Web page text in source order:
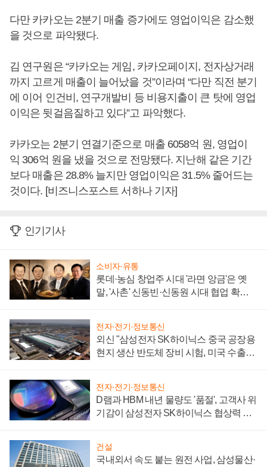
다만 카카오는 2분기 매출 증가에도 영업이익은 감소했
을 것으로 파악됐다.
김 연구원은 “카카오는 게임, 카카오페이지, 전자상거래
까지 고르게 매출이 늘어났을 것”이라며 “다만 직전 분기
에 이어 인건비, 연구개발비 등 비용지출이 큰 탓에 영업
이익은 뒷걸음질하고 있다”고 파악했다.
카카오는 2분기 연결기준으로 매출 6058억 원, 영업이
익 306억 원을 냈을 것으로 전망됐다. 지난해 같은 기간
보다 매출은 28.8% 늘지만 영업이익은 31.5% 줄어드는
것이다. [비즈니스포스트 서하나 기자]
인기기사
소비자·유통
롯데·농심 창업주 시대 '라면 앙금'은 옛
말, '사촌' 신동빈·신동원 시대 협업 확대
전자·전기·정보통신
외신 "삼성전자 SK하이닉스 중국 공장용
현지 생산 반도체 장비 시험, 미국 수출통
전자·전기·정보통신
D램과 HBM 내년 물량도 '품절', 고객사 위
기감이 삼성전자 SK하이닉스 협상력 더
건설
국내외서 속도 붙는 원전 사업, 삼성물산·